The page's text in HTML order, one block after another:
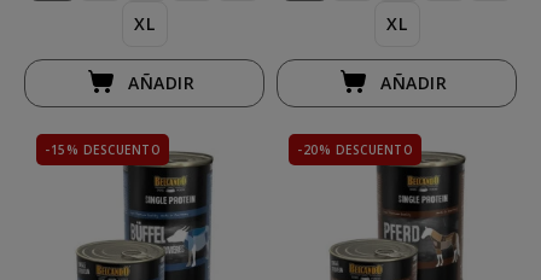
XL
AÑADIR
XL
AÑADIR
-15% DESCUENTO -20% DESCUENTO